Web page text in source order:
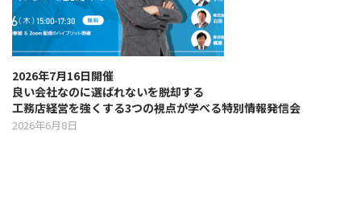
2026年7月16日開催
良い会社なのに選ばれないを脱却する
工務店経営を強くする3つの視点が学べる特別情報発信会
2026年6月8日